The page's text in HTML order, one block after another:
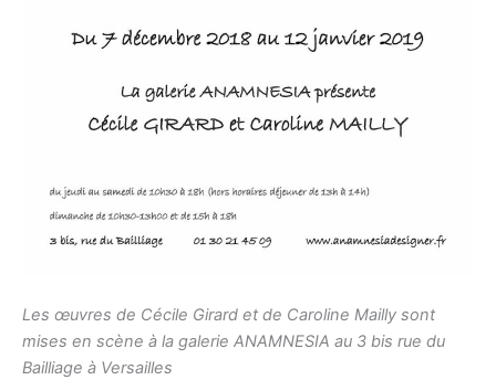
Les œuvres de Cécile Girard et de Caroline Mailly sont
mises en scène à la galerie ANAMNESIA au 3 bis rue du
Bailliage à Versailles